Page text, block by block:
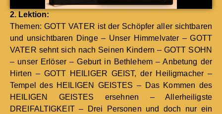
2. Lek­tion:
The­men: GOTT VATER ist der Schöpfer aller sicht­baren
und unsicht­baren Dinge – Unser Him­mel­vater – GOTT
VATER sehnt sich nach Seinen Kindern – GOTT SOHN
– unser Erlös­er – Geburt in Beth­le­hem – Anbe­tung der
Hirten – GOTT HEILIGER GEIST, der Heilig­mach­er –
Tem­pel des HEILIGEN GEISTES – Das Kom­men des
HEILIGEN GEISTES ersehnen – Aller­heilig­ste
DREIFALTIGKEIT – Drei Per­so­n­en und doch nur ein